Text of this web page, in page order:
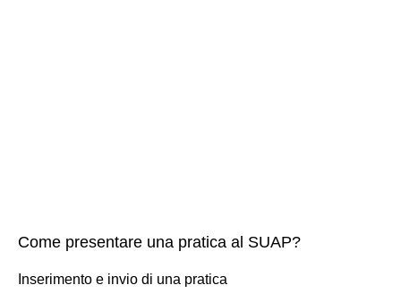
Come presentare una pratica al SUAP?
Inserimento e invio di una pratica